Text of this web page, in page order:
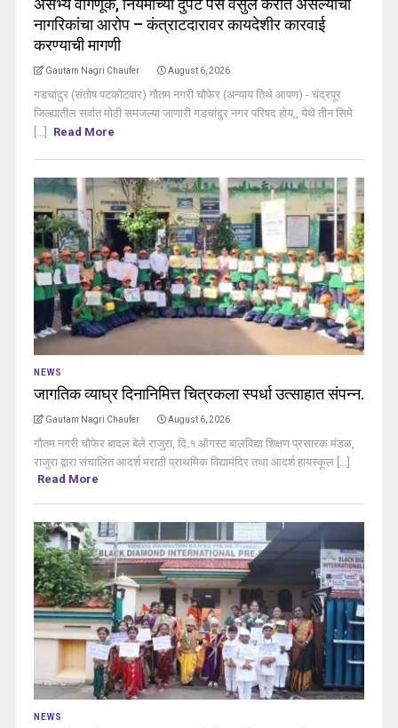
असभ्य वागणूक, नियमाच्या दुपट पैसे वसुल करीत असल्याचा
नागरिकांचा आरोप – कंत्राटदारावर कायदेशीर कारवाई
करण्याची मागणी
Gautam Nagri Chaufer August 6, 2026
गडचांदुर (संतोष पटकोटवार) गौतम नगरी चौफेर (अन्याय तिथे आपण) - चंद्रपूर
जिल्ह्यातील सर्वात मोठी समजल्या जाणारी गडचांदुर नगर परिषद होय,, येथे तीन सिमे
[...]
Read More
NEWS
जागतिक व्याघ्र दिनानिमित्त चित्रकला स्पर्धा उत्साहात संपन्न.
Gautam Nagri Chaufer August 6, 2026
गौतम नगरी चौफेर बादल बेले राजुरा, दि.१ ऑगस्ट बालविद्या शिक्षण प्रसारक मंडळ,
राजुरा द्वारा संचालित आदर्श मराठी प्राथमिक विद्यामंदिर तथा आदर्श हायस्कूल [...]
Read More
NEWS